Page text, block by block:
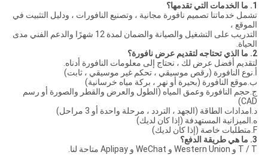
1. ما الخدمات التي تقدمها؟
تشمل خدماتنا تصميم نافورة مجانية ، وتصنيع النافورات ، ودليل التثبيت في
الموقع ،
التدريب على التشغيل والصيانة والضمان لمدة 12 شهرًا والدعم الفني مدى
الحياة.
2. ما الذي تحتاجه لتقديم عرض نافورة؟
لتقديم أفضل عرض لك ، نحتاج إلى معلومات النافورة أدناه.
أ.نوع النافورة (رقص موسيقي ، تحكم غير موسيقي ، ثابت)
ب.موقع النافورة (بحيرة أو نهر ، بركة مياه خرسانية)
ج.حجم النافورة وعمق المياه (الطول والعرض والقطر والصورة أو رسم
CAD)
د.امدادات الطاقة (الجهد ، التردد ، مرحلة واحدة أو 3 مراحل)
ه.الميزانية المستهدفة (إذا كان لديك)
F.متطلبات خاصة (إذا كان لديك)
3. ما هي طريقة الدفع؟
T / T و Western Union و WeChat و Aplipay متاحة لنا.